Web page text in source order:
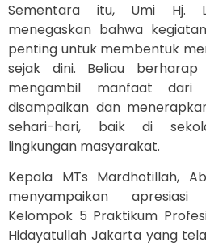
Sementara itu, Umi Hj.
menegaskan bahwa
penting untuk membentuk
sejak dini. Beliau
mengambil manfaat
disampaikan dan
sehari-hari, baik di
lingkungan masyarakat.
Kepala MTs Mardhotillah,
menyampaikan
Kelompok 5 Praktikum
Hidayatullah Jakarta yang